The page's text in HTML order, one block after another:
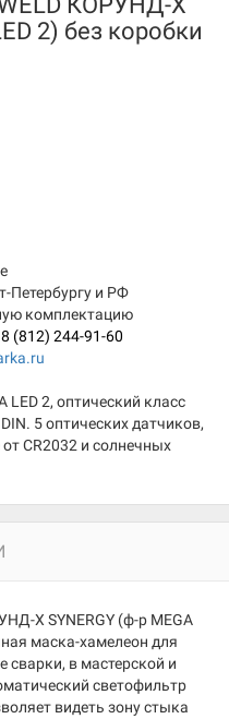
2) без коробки
Петербургу и РФ
комплектацию
8 (812) 244-91-60
2, оптический класс
5 оптических датчиков,
CR2032 и солнечных
Х SYNERGY (ф-р MEGA
маска-хамелеон для
сварки, в мастерской и
светофильтр
видеть зону стыка